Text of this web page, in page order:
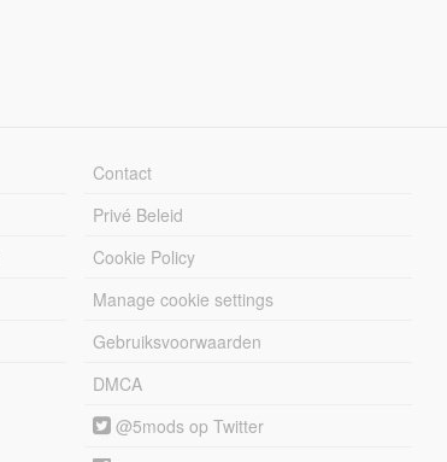
Contact
Privé Beleid
Cookie Policy
Manage cookie settings
Gebruiksvoorwaarden
DMCA
@5mods op Twitter